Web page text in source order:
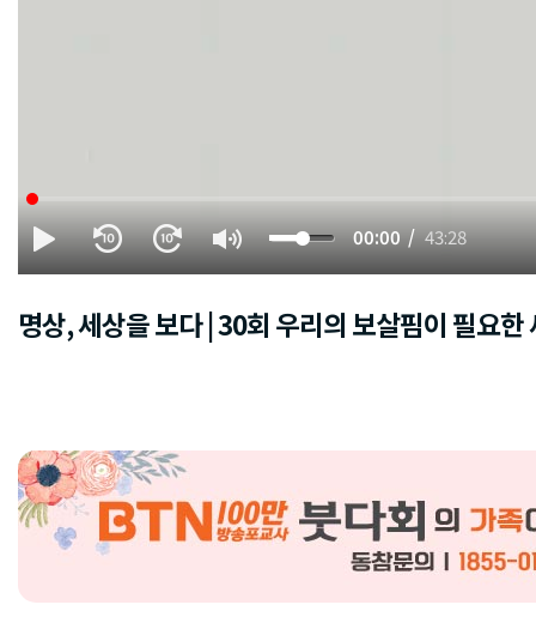
00:00 43:28
명상, 세상을 보다 | 30회 우리의 보살핌이 필요